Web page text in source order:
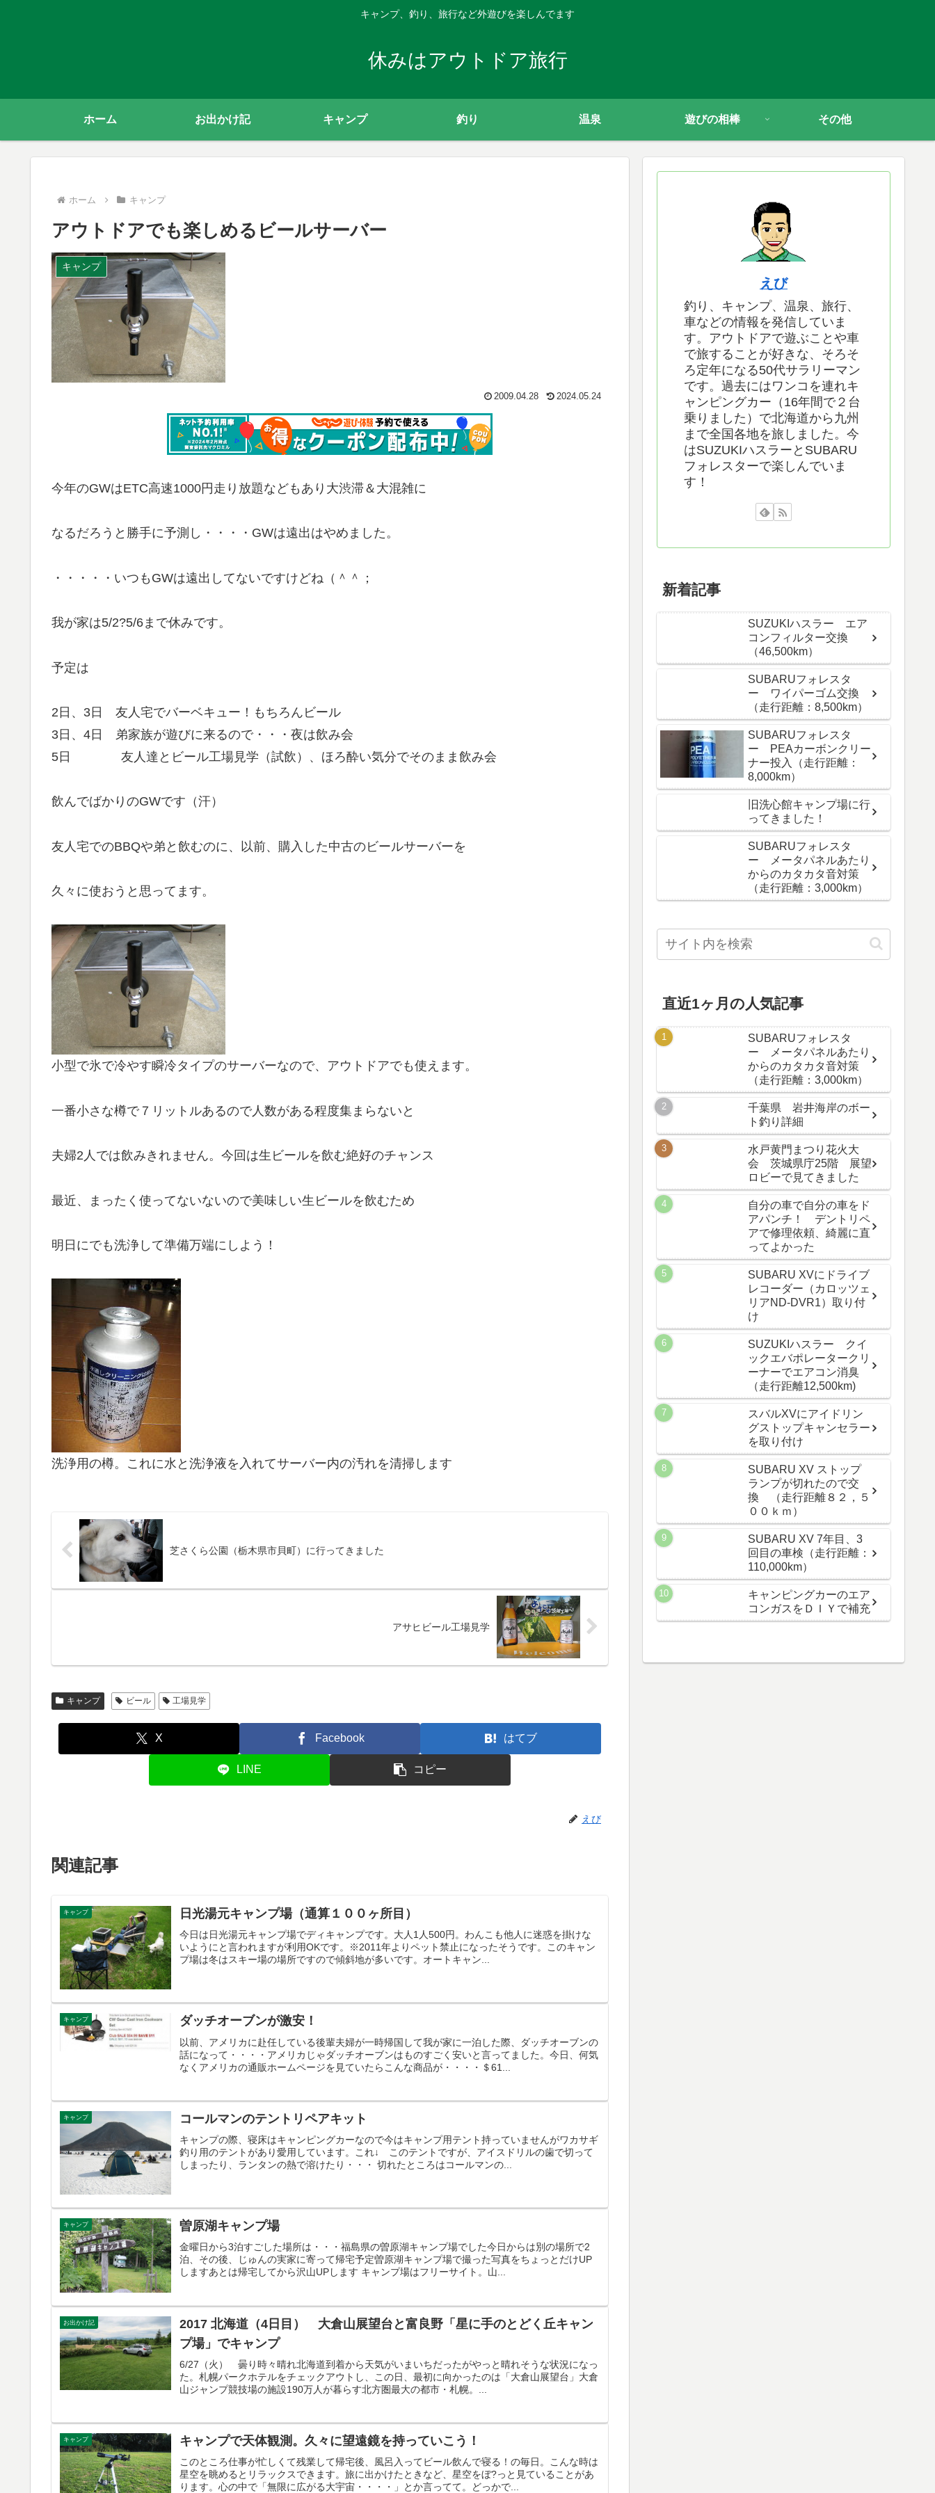
キャンプ、釣り、旅行など外遊びを楽しんでます
休みはアウトドア旅行
ホーム お出かけ記 キャンプ 釣り 温泉 遊びの相棒 その他
ホーム キャンプ
アウトドアでも楽しめるビールサーバー
キャンプ
2009.04.28 2024.05.24
今年のGWはETC高速1000円走り放題などもあり大渋滞＆大混雑に
なるだろうと勝手に予測し・・・・GWは遠出はやめました。
・・・・・いつもGWは遠出してないですけどね（＾＾；
我が家は5/2?5/6まで休みです。
予定は
2日、3日 友人宅でバーベキュー！もちろんビール
3日、4日 弟家族が遊びに来るので・・・夜は飲み会
5日 友人達とビール工場見学（試飲）、ほろ酔い気分でそのまま飲み会
飲んでばかりのGWです（汗）
友人宅でのBBQや弟と飲むのに、以前、購入した中古のビールサーバーを
久々に使おうと思ってます。
小型で氷で冷やす瞬冷タイプのサーバーなので、アウトドアでも使えます。
一番小さな樽で７リットルあるので人数がある程度集まらないと
夫婦2人では飲みきれません。今回は生ビールを飲む絶好のチャンス
最近、まったく使ってないないので美味しい生ビールを飲むため
明日にでも洗浄して準備万端にしよう！
洗浄用の樽。これに水と洗浄液を入れてサーバー内の汚れを清掃します
芝さくら公園（栃木県市貝町）に行ってきました
アサヒビール工場見学
キャンプ ビール 工場見学
X Facebook はてブ
LINE コピー
えび
関連記事
キャンプ 日光湯元キャンプ場（通算１００ヶ所目）
今日は日光湯元キャンプ場でディキャンプです。大人1人500円。わんこも他人に迷惑を掛けな
いようにと言われますが利用OKです。※2011年よりペット禁止になったそうです。このキャン
プ場は冬はスキー場の場所ですので傾斜地が多いです。オートキャン...
キャンプ ダッチオーブンが激安！
以前、アメリカに赴任している後輩夫婦が一時帰国して我が家に一泊した際、ダッチオーブンの
話になって・・・・アメリカじゃダッチオーブンはものすごく安いと言ってました。今日、何気
なくアメリカの通販ホームページを見ていたらこんな商品が・・・・＄61...
キャンプ コールマンのテントリペアキット
キャンプの際、寝床はキャンピングカーなので今はキャンプ用テント持っていませんがワカサギ
釣り用のテントがあり愛用しています。これ↓ このテントですが、アイスドリルの歯で切って
しまったり、ランタンの熱で溶けたり・・・ 切れたところはコールマンの...
キャンプ 曽原湖キャンプ場
金曜日から3泊すごした場所は・・・福島県の曽原湖キャンプ場でした今日からは別の場所で2
泊、その後、じゅんの実家に寄って帰宅予定曽原湖キャンプ場で撮った写真をちょっとだけUP
しますあとは帰宅してから沢山UPします キャンプ場はフリーサイト。山...
お出かけ記
2017 北海道（4日目） 大倉山展望台と富良野「星に手のとどく丘キャン
プ場」でキャンプ
6/27（火） 曇り時々晴れ北海道到着から天気がいまいちだったがやっと晴れそうな状況になっ
た。札幌パークホテルをチェックアウトし、この日、最初に向かったのは「大倉山展望台」大倉
山ジャンプ競技場の施設190万人が暮らす北方圏最大の都市・札幌。...
キャンプ キャンプで天体観測。久々に望遠鏡を持っていこう！
このところ仕事が忙しくて残業して帰宅後、風呂入ってビール飲んで寝る！の毎日。こんな時は
星空を眺めるとリラックスできます。旅に出かけたときなど、星空をぼ?っと見ていることがあ
ります。心の中で「無限に広がる大宇宙・・・・」とか言ってて。どっかで...
えび
釣り、キャンプ、温泉、旅行、
車などの情報を発信していま
す。アウトドアで遊ぶことや車
で旅することが好きな、そろそ
ろ定年になる50代サラリーマン
です。過去にはワンコを連れキ
ャンピングカー（16年間で２台
乗りました）で北海道から九州
まで全国各地を旅しました。今
はSUZUKIハスラーとSUBARU
フォレスターで楽しんでいま
す！
新着記事
SUZUKIハスラー エア
コンフィルター交換
（46,500km）
SUBARUフォレスタ
ー ワイパーゴム交換
（走行距離：8,500km）
SUBARUフォレスタ
ー PEAカーボンクリー
ナー投入（走行距離：
8,000km）
旧洗心館キャンプ場に行
ってきました！
SUBARUフォレスタ
ー メータパネルあたり
からのカタカタ音対策
（走行距離：3,000km）
直近1ヶ月の人気記事
SUBARUフォレスタ
ー メータパネルあたり
からのカタカタ音対策
（走行距離：3,000km）
千葉県 岩井海岸のボー
ト釣り詳細
水戸黄門まつり花火大
会 茨城県庁25階 展望
ロビーで見てきました
自分の車で自分の車をド
アパンチ！ デントリペ
アで修理依頼、綺麗に直
ってよかった
SUBARU XVにドライブ
レコーダー（カロッツェ
リアND-DVR1）取り付
け
SUZUKIハスラー クイ
ックエバポレータークリ
ーナーでエアコン消臭
（走行距離12,500km)
スバルXVにアイドリン
グストップキャンセラー
を取り付け
SUBARU XV ストップ
ランプが切れたので交
換 （走行距離８２，５
００ｋｍ）
SUBARU XV 7年目、3
回目の車検（走行距離：
110,000km）
キャンピングカーのエア
コンガスをＤＩＹで補充